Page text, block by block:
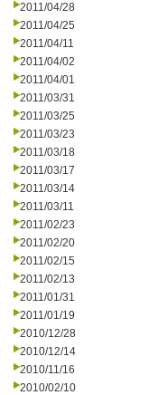
2011/04/28
2011/04/25
2011/04/11
2011/04/02
2011/04/01
2011/03/31
2011/03/25
2011/03/23
2011/03/18
2011/03/17
2011/03/14
2011/03/11
2011/02/23
2011/02/20
2011/02/15
2011/02/13
2011/01/31
2011/01/19
2010/12/28
2010/12/14
2010/11/16
2010/02/10